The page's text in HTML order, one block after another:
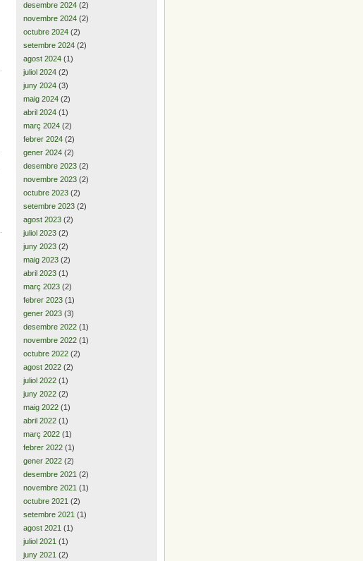
desembre 2024 (2)
novembre 2024 (2)
octubre 2024 (2)
setembre 2024 (2)
agost 2024 (1)
juliol 2024 (2)
juny 2024 (3)
maig 2024 (2)
abril 2024 (1)
març 2024 (2)
febrer 2024 (2)
gener 2024 (2)
desembre 2023 (2)
novembre 2023 (2)
octubre 2023 (2)
setembre 2023 (2)
agost 2023 (2)
juliol 2023 (2)
juny 2023 (2)
maig 2023 (2)
abril 2023 (1)
març 2023 (2)
febrer 2023 (1)
gener 2023 (3)
desembre 2022 (1)
novembre 2022 (1)
octubre 2022 (2)
agost 2022 (2)
juliol 2022 (1)
juny 2022 (2)
maig 2022 (1)
abril 2022 (1)
març 2022 (1)
febrer 2022 (1)
gener 2022 (2)
desembre 2021 (2)
novembre 2021 (1)
octubre 2021 (2)
setembre 2021 (1)
agost 2021 (1)
juliol 2021 (1)
juny 2021 (2)